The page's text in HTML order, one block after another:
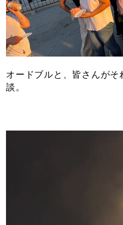
オードブルと、皆さんが
談。